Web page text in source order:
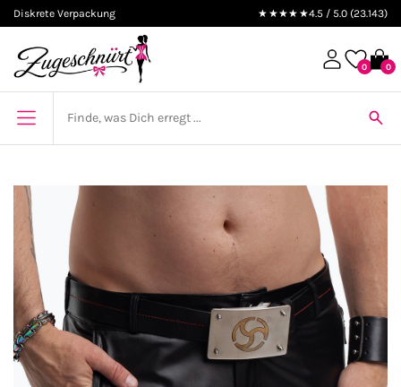
Diskrete Verpackung ★★★★★4.5 / 5.0 (23.143)
0 0